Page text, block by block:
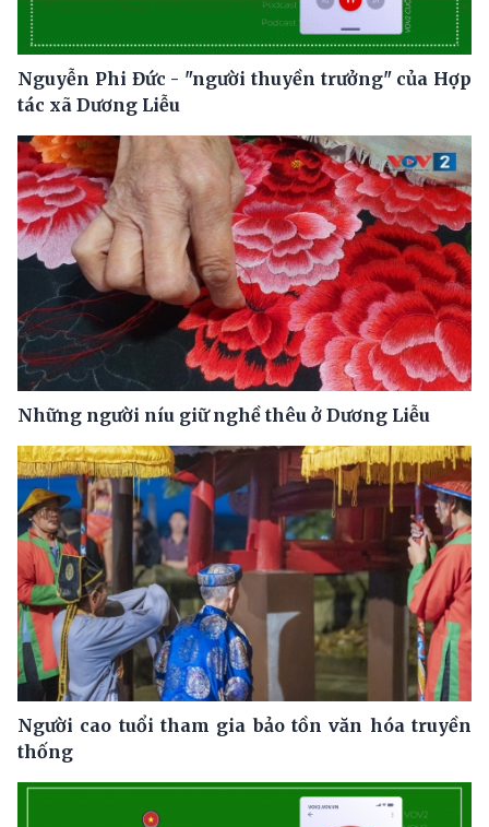
Nguyễn Phi Đức - "người thuyền trưởng" của Hợp
tác xã Dương Liễu
Những người níu giữ nghề thêu ở Dương Liễu
Người cao tuổi tham gia bảo tồn văn hóa truyền
thống